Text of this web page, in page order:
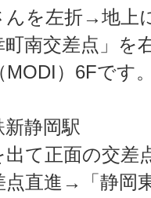
んを左折→地上
町南交差点」
MODI）6Fです
静岡駅
出て正面の交差
点直進→「静岡